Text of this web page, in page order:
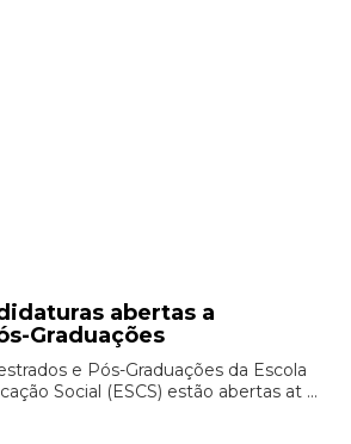
abertas a
Graduações
e Pós-Graduações da Escola
Social (ESCS) estão abertas at ...